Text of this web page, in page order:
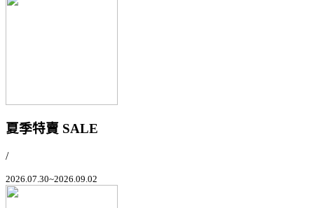
夏季特賣 SALE
/
2026.07.30~2026.09.02